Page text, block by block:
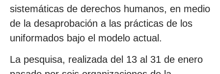
sistemáticas de derechos humanos, en medio
de la desaprobación a las prácticas de los
uniformados bajo el modelo actual.
La pesquisa, realizada del 13 al 31 de enero